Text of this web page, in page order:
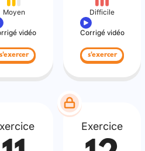
Moyen
vidéo
s'exercer
Difficile
Corrigé vidéo
s'exercer
Exercice